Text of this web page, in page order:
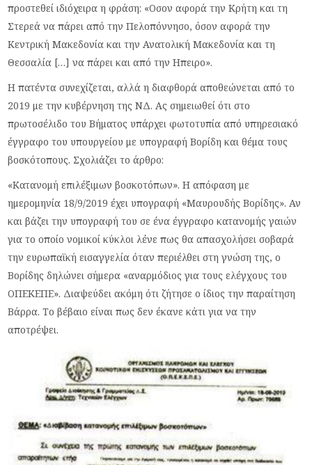
προστεθεί ιδιόχειρα η φράση: «Οσον αφορά την Κρήτη και τη
Στερεά να πάρει από την Πελοπόννησο, όσον αφορά την
Κεντρική Μακεδονία και την Ανατολική Μακεδονία και τη
Θεσσαλία […] να πάρει και από την Ηπειρο».
Η πατέντα συνεχίζεται, αλλά η διαφθορά αποθεώνεται από το
2019 με την κυβέρνηση της ΝΔ. Ας σημειωθεί ότι στο
πρωτοσέλιδο του Βήματος υπάρχει φωτοτυπία από υπηρεσιακό
έγγραφο του υπουργείου με υπογραφή Βορίδη και θέμα τους
βοσκότοπους. Σχολιάζει το άρθρο:
«Κατανομή επιλέξιμων βοσκοτόπων». Η απόφαση με
ημερομηνία 18/9/2019 έχει υπογραφή «Μαυρουδής Βορίδης». Αν
και βάζει την υπογραφή του σε ένα έγγραφο κατανομής γαιών
για το οποίο νομικοί κύκλοι λένε πως θα απασχολήσει σοβαρά
την ευρωπαϊκή εισαγγελία όταν περιέλθει στη γνώση της, ο
Βορίδης δηλώνει σήμερα «αναρμόδιος για τους ελέγχους του
ΟΠΕΚΕΠΕ». Διαψεύδει ακόμη ότι ζήτησε ο ίδιος την παραίτηση
Βάρρα. Το βέβαιο είναι πως δεν έκανε κάτι για να την
αποτρέψει.